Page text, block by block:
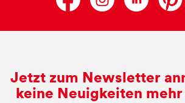
Jetzt zum Newsletter
keine Neuigkeiten mehr